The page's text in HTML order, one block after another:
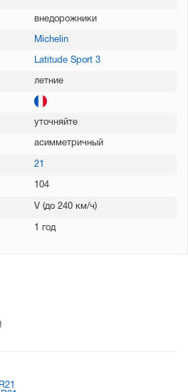
внедорожники
Michelin
Latitude Sport 3
летние
уточняйте
асимметричный
21
104
V (до 240 км/ч)
1 год